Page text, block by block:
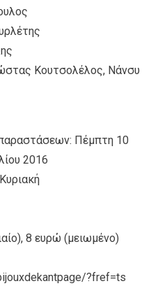
Κουτσολέλος, Νάνσυ
Πέμπτη 10
2016
8 ευρώ (μειωμένο)
?fref=ts